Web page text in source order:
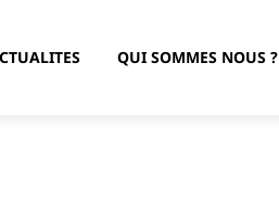
QUI SOMMES NOUS ?